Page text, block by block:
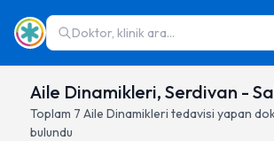
Doktor, klinik ara...
Aile Dinamikleri, Serdivan -
Toplam 7 Aile Dinamikleri tedavisi yapan
bulundu